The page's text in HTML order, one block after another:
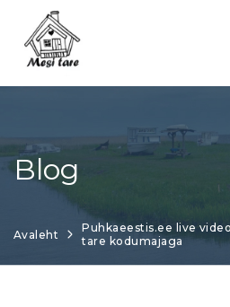
content
Blog
Avaleht
Puhkaeestis.ee live
tare kodumajaga